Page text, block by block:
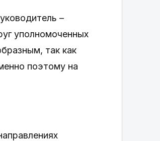
–
уполномоченных
так как
поэтому на